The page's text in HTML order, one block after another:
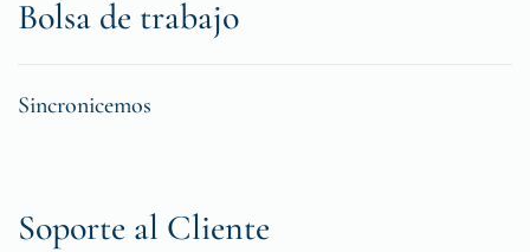
Bolsa de trabajo
Sincronicemos
Soporte al Cliente